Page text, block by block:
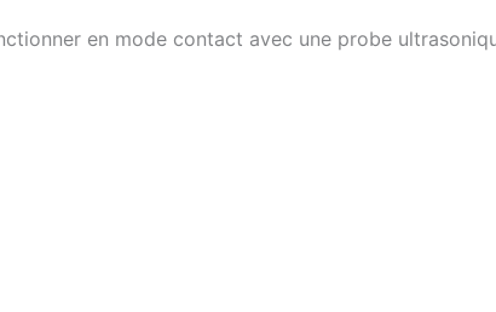
en mode contact avec une probe